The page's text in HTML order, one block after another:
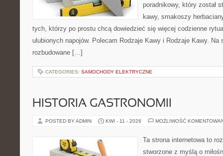
poradnikowy, który został
kawy, smakoszy
tych, którzy po prostu chcą dowiedzieć się więcej codzienne
ulubionych napojów. Polecam Rodzaje Kawy i Rodzaje Kawy. Na
rozbudowane […]
CATEGORIES: SAMOCHODY ELEKTRYCZNE
HISTORIA GASTRONOMII
POSTED BY ADMIN KWI - 11 - 2026 MOŻLIWOŚĆ
Ta strona internetowa to
stworzone z myślą o